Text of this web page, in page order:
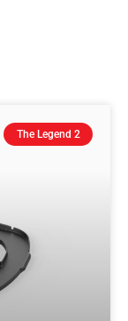
The Legend 2